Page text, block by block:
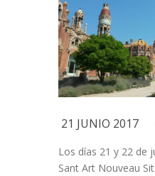
21 JUNIO 2017
Los días 21 y 22 de
Sant Art Nouveau